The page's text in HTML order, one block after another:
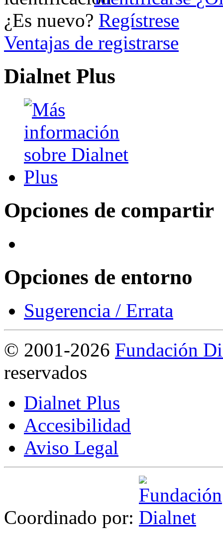
¿Es nuevo? Regístrese
Ventajas de registrarse
Dialnet Plus
Opciones de compartir
Opciones de entorno
Sugerencia / Errata
© 2001-2026 Fundación
reservados
Dialnet Plus
Accesibilidad
Aviso Legal
Coordinado por: